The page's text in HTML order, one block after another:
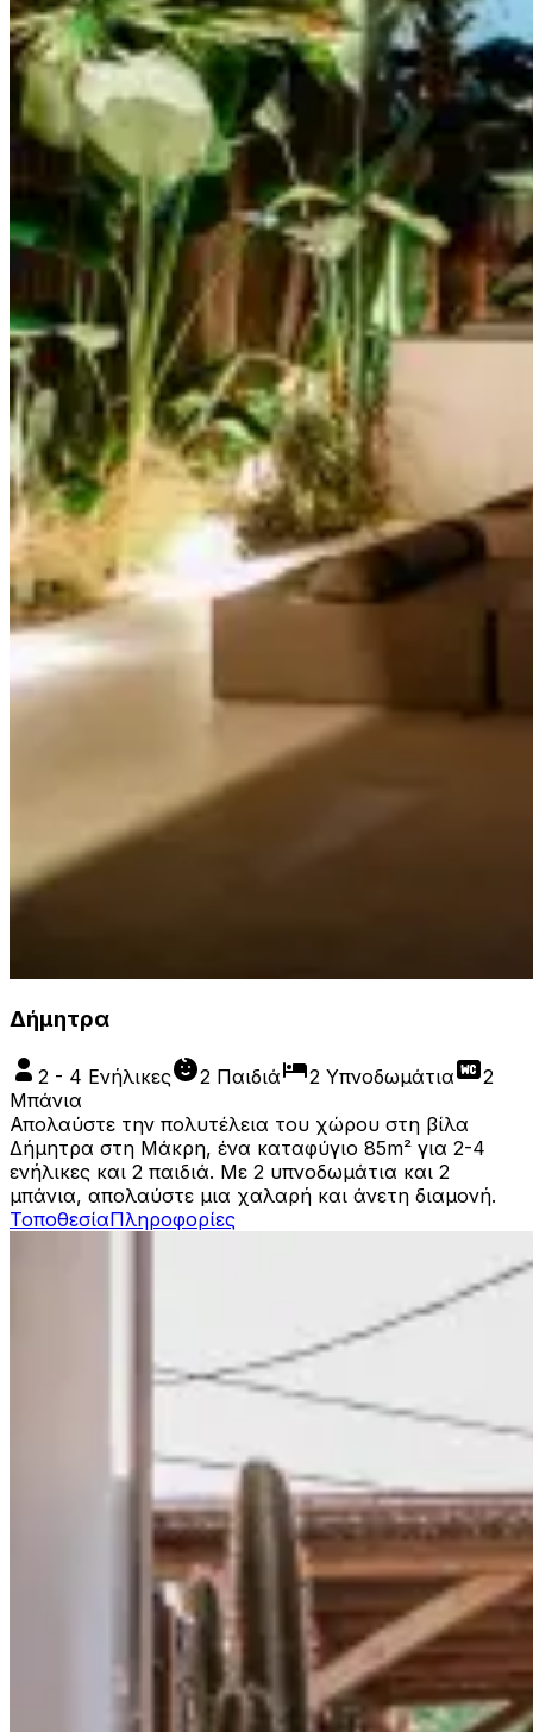
Δήμητρα
2 - 4 Ενήλικες 2 Παιδιά 2 Υπνοδωμάτια
2
Μπάνια
Απολαύστε την πολυτέλεια του χώρου στη βίλα
Δήμητρα στη Μάκρη, ένα καταφύγιο 85m² για 2-4
ενήλικες και 2 παιδιά. Με 2 υπνοδωμάτια και 2
μπάνια, απολαύστε μια χαλαρή και άνετη διαμονή.
ΤοποθεσίαΠληροφορίες